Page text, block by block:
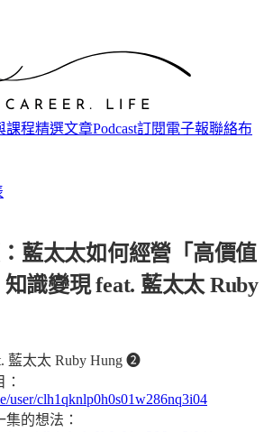
課程精選文章Podcast訂閱電子報聯絡布
藍太太如何經營「高價值
識變現 feat. 藍太太 Ruby
藍太太 Ruby Hung ❷
user/clh1qknlp0h0s01w286nq3i04
的想法：